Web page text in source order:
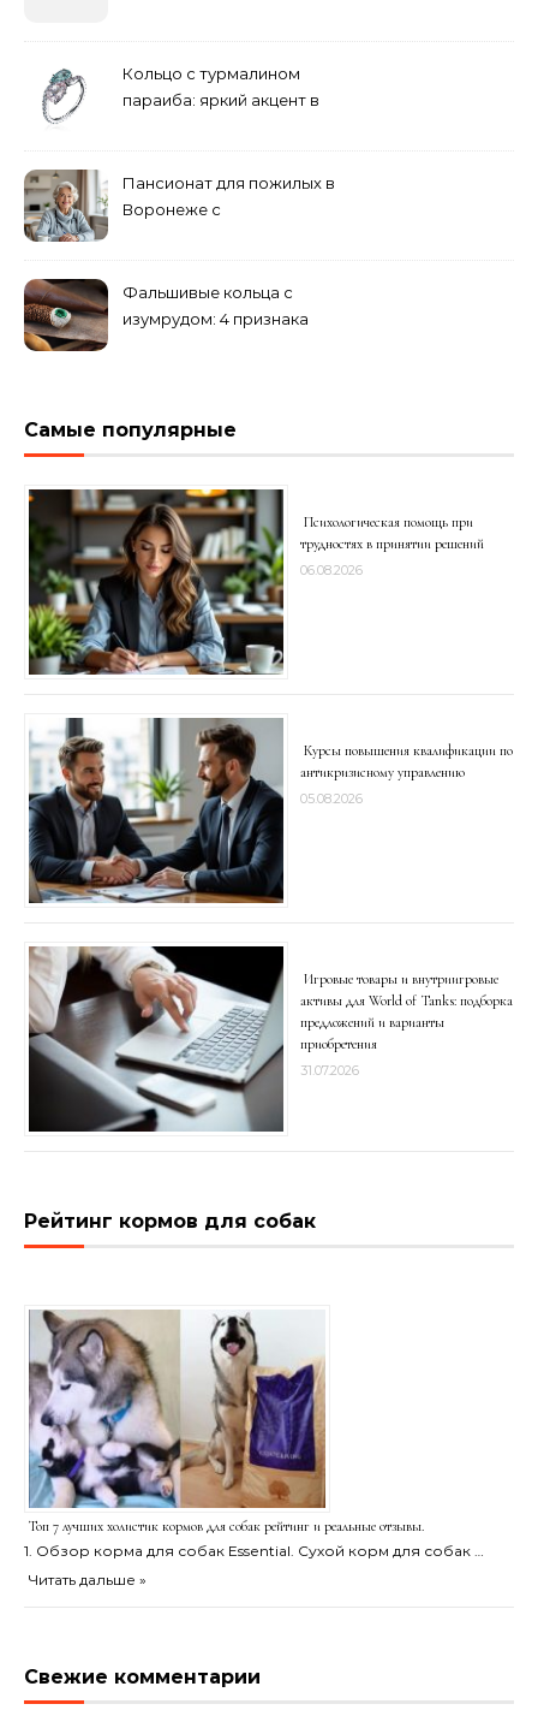
Кольцо с турмалином
параиба: яркий акцент в
Пансионат для пожилых в
Воронеже с
Фальшивые кольца с
изумрудом: 4 признака
Самые популярные
Психологическая помощь при
трудностях в принятии решений
06.08.2026
Курсы повышения квалификации по
антикризисному управлению
05.08.2026
Игровые товары и внутриигровые
активы для World of Tanks: подборка
предложений и варианты
приобретения
31.07.2026
Рейтинг кормов для собак
Топ 7 лучших холистик кормов для собак рейтинг и реальные отзывы.
1. Обзор корма для собак Essential. Сухой корм для собак …
Читать дальше »
Свежие комментарии